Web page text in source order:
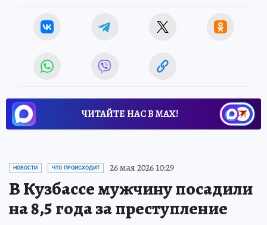
ЧИТАЙТЕ НАС В МАХ!
НОВОСТИ ЧТО ПРОИСХОДИТ 26 мая 2026 10:29
В Кузбассе мужчину посадили
на 8,5 года за преступление